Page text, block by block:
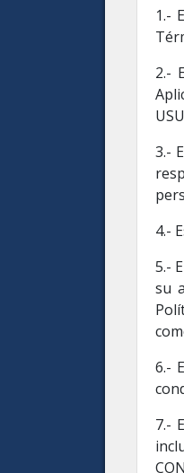
1.-
2.-
3.-
4.-
5.-
su
6.-
7.-